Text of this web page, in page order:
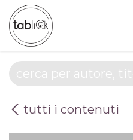
Passa al contenuto
tutti i contenuti